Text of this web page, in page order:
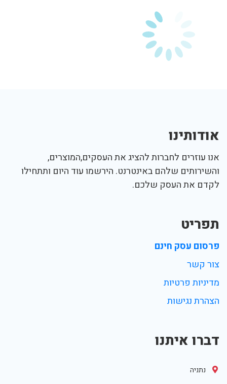
אודותינו
אנו עוזרים לחברות להציג את העסקים,המוצרים,
והשירותים שלהם באינטרנט. הירשמו עוד היום ותתחילו
לקדם את העסק שלכם.
תפריט
פרסום עסק חינם
צור קשר
מדיניות פרטיות
הצהרת נגישות
דברו איתנו
נתניה